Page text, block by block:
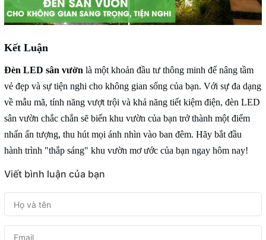
Kết Luận
Đèn LED sân vườn là một khoản đầu tư thông minh để nâng tầm
vẻ đẹp và sự tiện nghi cho không gian sống của bạn. Với sự đa dạng
về mẫu mã, tính năng vượt trội và khả năng tiết kiệm điện, đèn LED
sân vườn chắc chắn sẽ biến khu vườn của bạn trở thành một điểm
nhấn ấn tượng, thu hút mọi ánh nhìn vào ban đêm. Hãy bắt đầu
hành trình "thắp sáng" khu vườn mơ ước của bạn ngay hôm nay!
Viết bình luận của bạn